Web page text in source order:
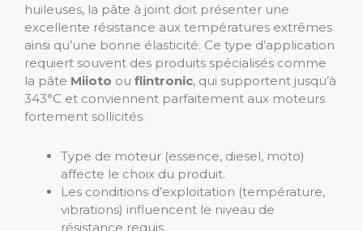
huileuses, la pâte à joint doit présenter une
excellente résistance aux températures extrêmes
ainsi qu’une bonne élasticité. Ce type d’application
requiert souvent des produits spécialisés comme
la pâte Miioto ou flintronic, qui supportent jusqu’à
343°C et conviennent parfaitement aux moteurs
fortement sollicités.
Type de moteur (essence, diesel, moto)
affecte le choix du produit.
Les conditions d’exploitation (température,
vibrations) influencent le niveau de
résistance requis.